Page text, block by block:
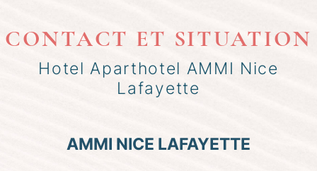
CONTACT ET SITUATION
Hotel Aparthotel AMMI Nice
Lafayette
AMMI NICE LAFAYETTE